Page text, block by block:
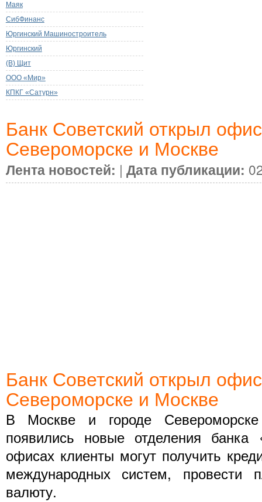
Маяк
СибФинанс
Юргинский Машиностроитель
Юргинский
(В) Щит
ООО «Мир»
КПКГ «Сатурн»
Банк Советский открыл
Североморске и Москве
Лента новостей: | Дата публикации:
Банк Советский открыл
Североморске и Москве
В Москве и городе
появились новые отделения
офисах клиенты могут получить
международных систем, провести
валюту.